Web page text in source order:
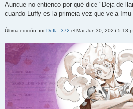
Aunque no entiendo por qué dice "Deja de
cuando Luffy es la primera vez que ve a Imu
Última edición porDofla_372 el Mar Jun 30, 2026 5:13